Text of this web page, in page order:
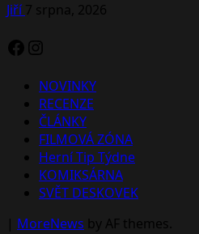
Jiří7 srpna, 2026
Facebook
Instagram
NOVINKY
RECENZE
ČLÁNKY
FILMOVÁ ZÓNA
Herní Tip Týdne
KOMIKSÁRNA
SVĚT DESKOVEK
| MoreNews by AF themes.